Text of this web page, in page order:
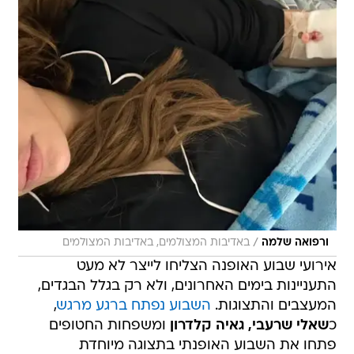
ורפואה שלמה / באדיבות המצולמים, באדיבות המצולמים
אירועי שבוע האופנה הצליחו לייצר לא מעט
התעניינות בימים האחרונים, ולא רק בגלל הבגדים,
המעצבים והתצוגות. השבוע נפתח ברגע מרגש,
כשאלי שרעבי, גאיה קלדרון ומשפחות החטופים
פתחו את השבוע האופנתי בתצוגה מיוחדת